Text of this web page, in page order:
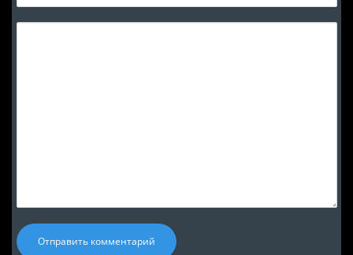
Отправить комментарий